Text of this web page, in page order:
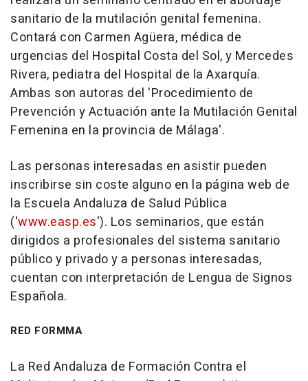
sanitario de la mutilación genital femenina.
Contará con Carmen Agüera, médica de
urgencias del Hospital Costa del Sol, y Mercedes
Rivera, pediatra del Hospital de la Axarquía.
Ambas son autoras del 'Procedimiento de
Prevención y Actuación ante la Mutilación Genital
Femenina en la provincia de Málaga'.
Las personas interesadas en asistir pueden
inscribirse sin coste alguno en la página web de
la Escuela Andaluza de Salud Pública
('www.easp.es'). Los seminarios, que están
dirigidos a profesionales del sistema sanitario
público y privado y a personas interesadas,
cuentan con interpretación de Lengua de Signos
Española.
RED FORMMA
La Red Andaluza de Formación Contra el